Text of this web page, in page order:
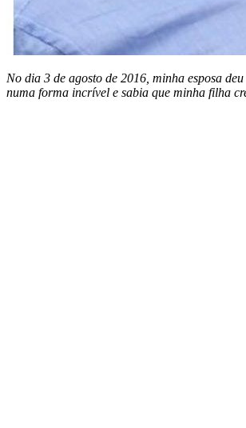
No dia 3 de agosto de 2016, minha esposa
numa forma incrível e sabia que minha filha